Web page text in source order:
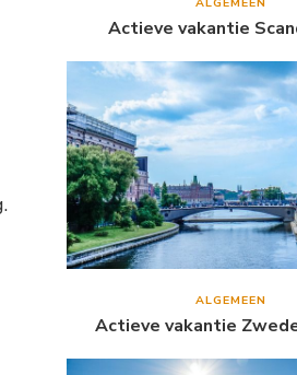
Actieve vakantie
ALGEMEEN
Actieve vakantie